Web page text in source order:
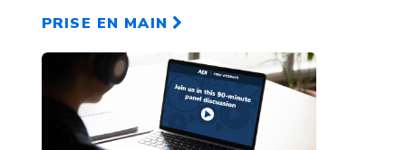
PRISE EN MAIN